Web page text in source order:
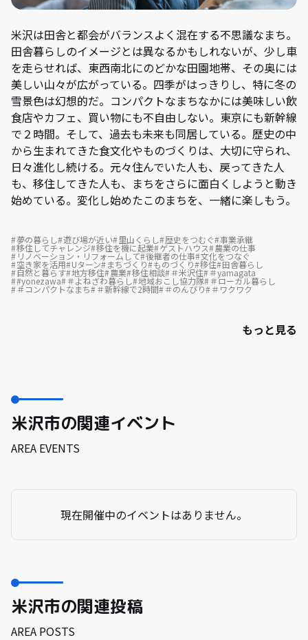
米沢は田舎と都会がバランスよく混在する不思議なまち。
田舎暮らしのイメージとは異なるかもしれないが、少し車
を走らせれば、東西南北にのどかな田園地帯、その奥には
美しい山々が広がっている。四季がはっきりし、特に冬の
雪景色は幻想的だ。コンパクトなまちなかには美味しい飲
食店やカフェ、買い物にも不自由しない。東京にも新幹線
で２時間。そして、過去も未来も同居している。歴史の中
から生まれてきた食文化やものづくりは、大切に守られ、
日々進化し続ける。元々住んでいた人も、戻ってきた人
も、移住してきた人も、まちをさらに面白くしようと動き
始めている。変化し始めたこのまちを、一緒に楽しもう。
夢の暮らし 遊び場が近い 里山くらし 歴史をつむぐ 事業承継
移住してチャレンジ 移住を機に起業 ゲストハウス 農業の仕事
リノベーション・リフォームして 後継者の仕事 文化をつなぐ
空き家を活用 Uターン まちづくり ものづくり 移住 田舎暮らし
自然と暮らす 地方移住 農業 移住相談 ＃米沢住 ＃yamagata
#yonezawa ＃よねざわ暮らし 地域おこし協力隊 ＃ローカル暮らし
＃コンパクトなまち ＃新幹線で2時間 ＃のんびり ＃ワクワク
もっと見る
米沢市の関連イベント
AREA EVENTS
現在開催中のイベントはありません。
米沢市の関連投稿
AREA POSTS